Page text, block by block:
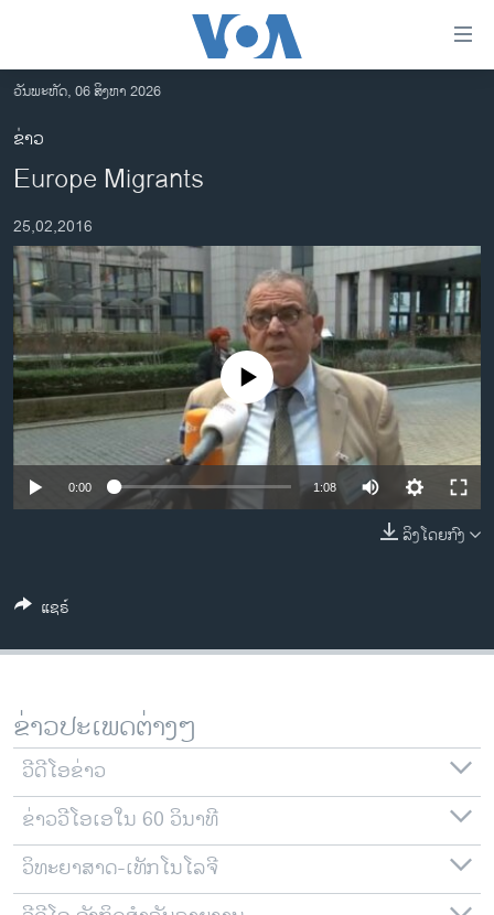
ເຂົ້າ
ຫາ
ຂ້າມ
ຂ້າມ
ໄປ
ຫາ
ຊອກ
ຄົ້ນ
ອາເມຣິກາ
ການເລືອກຕັ້ງ ປະທານາທີບໍດີ ສະຫະລັດ 2024
ຂ່າວ​ຈີນ
ໂລກ
ເອເຊຍ
ອິດສະຫຼະພາບດ້ານການຂ່າວ
ຊີວິດຊາວລາວ
ຊຸມຊົນຊາວລາວ
ວິທະຍາສາດ-ເທັກໂນໂລຈີ
ພາສາອັງກິດ
ລາຍການກະຈາຍສຽງ
ລາຍງານ
ຕິດຕາມພວກເຮົາ ທີ່
ພາສາຕ່າງໆ
ວັນພະຫັດ, 06 ສິງຫາ 2026
ຂ່າວ
Europe Migrants
25,02,2016
No media source currently available
0:00 1:08
ລິງໂດຍກົງ
ແຊຣ໌
ຂ່າວປະເພດຕ່າງໆ
ວີດີໂອຂ່າວ
ຂ່າວວີໂອເອໃນ 60 ວິນາທີ
ວິທະຍາສາດ-ເທັກໂນໂລຈີ